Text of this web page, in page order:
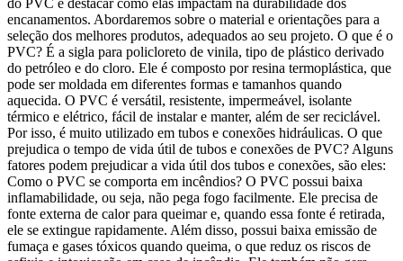
encanamentos. Abordaremos sobre o material e orientações para a
seleção dos melhores produtos, adequados ao seu projeto. O que é o
PVC? É a sigla para policloreto de vinila, tipo de plástico derivado
do petróleo e do cloro. Ele é composto por resina termoplástica, que
pode ser moldada em diferentes formas e tamanhos quando
aquecida. O PVC é versátil, resistente, impermeável, isolante
térmico e elétrico, fácil de instalar e manter, além de ser reciclável.
Por isso, é muito utilizado em tubos e conexões hidráulicas. O que
prejudica o tempo de vida útil de tubos e conexões de PVC? Alguns
fatores podem prejudicar a vida útil dos tubos e conexões, são eles:
Como o PVC se comporta em incêndios? O PVC possui baixa
inflamabilidade, ou seja, não pega fogo facilmente. Ele precisa de
fonte externa de calor para queimar e, quando essa fonte é retirada,
ele se extingue rapidamente. Além disso, possui baixa emissão de
fumaça e gases tóxicos quando queima, o que reduz os riscos de